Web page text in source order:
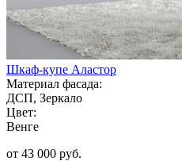
Шкаф-купе Аластор
Материал фасада:
ДСП, Зеркало
Цвет:
Венге
от 43 000 руб.